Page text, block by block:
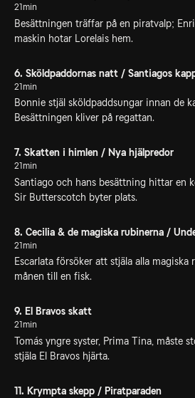
21min
Besättningen träffar på en piratvalp;
maskin hotar Lorelais hem.
6. Sköldpaddornas natt / Santiagos
21min
Bonnie stjäl sköldpaddsungar innan de
Besättningen kliver på regattan.
7. Skatten i himlen / Nya hjälpredor
21min
Santiago och hans besättning hittar en
Sir Butterscotch byter plats.
8. Cecilia & de magiska rubinerna /
21min
Escarlata försöker att stjäla alla
månen till en fisk.
9. El Bravos skatt
21min
Tomás yngre syster, Prima Tina, måste
stjäla El Bravos hjärta.
11. Krympta skepp / Piratparaden